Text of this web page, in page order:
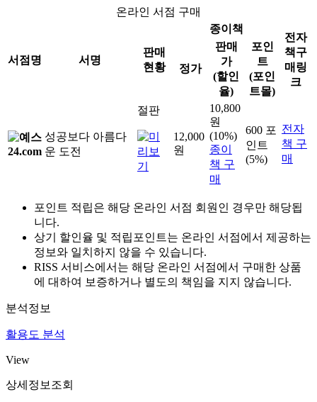
온라인 서점 구매
서점명 서명
판매
현황
종이책
전자
책구
매링
크
정가
판매
가
(할인
율)
포인
트
(포인
트몰)
성공보다 아름다
운 도전
절판
12,000
원
10,800
원
(10%)
종이
책 구
매
600 포
인트
(5%)
전자
책 구
매
포인트 적립은 해당 온라인 서점 회원인 경우만 해당됩
니다.
상기 할인율 및 적립포인트는 온라인 서점에서 제공하는
정보와 일치하지 않을 수 있습니다.
RISS 서비스에서는 해당 온라인 서점에서 구매한 상품
에 대하여 보증하거나 별도의 책임을 지지 않습니다.
분석정보
활용도 분석
View
상세정보조회